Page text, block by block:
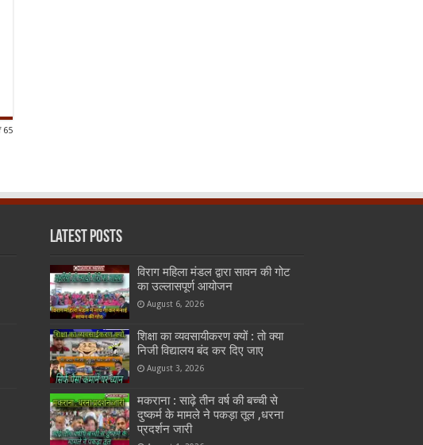
65
Latest Posts
विराग महिला मंडल द्वारा सावन की गोट
का उल्लासपूर्ण आयोजन
August 6, 2026
शिक्षा का व्यवसायीकरण क्यों : तो क्या
निजी विद्यालय बंद कर दिए जाए
August 3, 2026
मकराना : साढ़े तीन वर्ष की बच्ची से
दुष्कर्म के मामले ने पकड़ा तूल ,धरना
प्रदर्शन जारी